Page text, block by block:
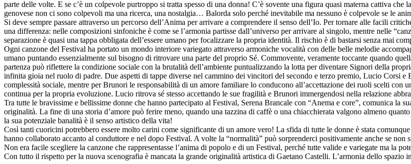
parte delle volte. E se c’è un colpevole purtroppo si tratta spesso di una donna! C’è sovente una figura quasi materna cattiva
genovese non ci sono colpevoli ma una ricerca, una nostalgia… Balorda solo perché inevitabile ma nessuno è colpevole se le
Si deve sempre passare attraverso un percorso dell’Anima per arrivare a comprendere il senso dell’Io. Per tornare alle facili
una differenza: nelle composizioni sinfoniche è come se l’armonia partisse dall’universo per arrivare al singolo, mentre nelle
separazione è quasi una tappa obbligata dell’essere umano per focalizzare la propria identità. Il rischio è di bastarsi senza mai
Ogni canzone del Festival ha portato un mondo interiore variegato attraverso armoniche vocalità con delle belle melodie
umano puntando essenzialmente sul bisogno di ritrovare una parte del proprio Sé. Commovente, veramente toccante quando
partenza può riflettere la condizione sociale con la brutalità dell’ambiente puntualizzando la lotta per diventare Signori della
infinita gioia nel ruolo di padre. Due aspetti di tappe diverse nel cammino dei vincitori del secondo e terzo premio, Lucio Corsi e
complessità sociale, mentre per Brunori le responsabilità di un amore familiare lo conducono all’accettazione dei ruoli scelti con
continua per la propria evoluzione. Lucio ritrova sé stesso accettando le sue fragilità e Brunori immergendosi nella relazione
Tra tutte le bravissime e bellissime donne che hanno partecipato al Festival, Serena Brancale con “Anema e core”, comunica la
originalità. La fine di una storia d’amore può ferire meno, quando una tazzina di caffè o una chiacchierata valgono almeno
la sua potenziale banalità è il senso artistico della vita!
Così tanti cuoricini potrebbero essere molto carini come significante di un amore vero! La sfida di tutte le donne è stata
hanno collaborato accanto al conduttore e nel dopo Festival. A volte la “normalità” può sorprenderci positivamente anche se non
Non era facile scegliere la canzone che rappresentasse l’anima di popolo e di un Festival, perché tutte valide e variegate ma la
Con tutto il rispetto per la nuova scenografia è mancata la grande originalità artistica di Gaetano Castelli. L’armonia dello spazio